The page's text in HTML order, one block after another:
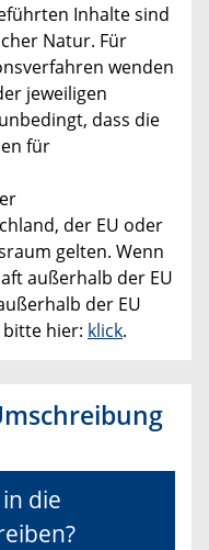
Inhalte sind
Natur. Für
wenden
jeweiligen
dass die
für
der EU oder
gelten. Wenn
außerhalb der EU
der EU
hier: klick.
die